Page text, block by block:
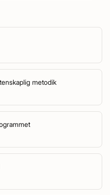
metodik